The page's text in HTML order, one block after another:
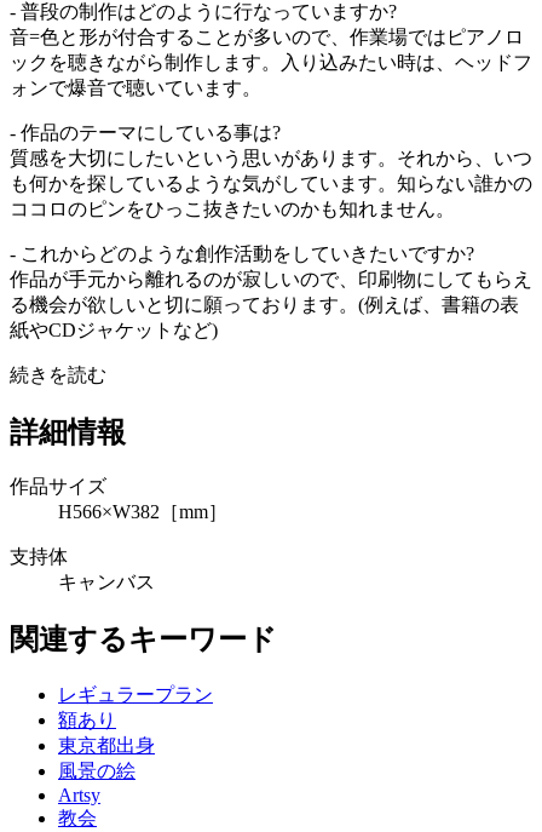
- 普段の制作はどのように行なっていますか?
音=色と形が付合することが多いので、作業場ではピアノロ
ックを聴きながら制作します。入り込みたい時は、ヘッドフ
ォンで爆音で聴いています。
- 作品のテーマにしている事は?
質感を大切にしたいという思いがあります。それから、いつ
も何かを探しているような気がしています。知らない誰かの
ココロのピンをひっこ抜きたいのかも知れません。
- これからどのような創作活動をしていきたいですか?
作品が手元から離れるのが寂しいので、印刷物にしてもらえ
る機会が欲しいと切に願っております。(例えば、書籍の表
紙やCDジャケットなど)
続きを読む
詳細情報
作品サイズ
H566×W382［mm］
支持体
キャンバス
関連するキーワード
レギュラープラン
額あり
東京都出身
風景の絵
Artsy
教会